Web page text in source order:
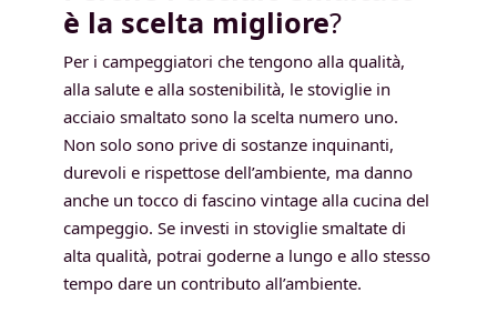
è la scelta migliore?
Per i campeggiatori che tengono alla qualità,
alla salute e alla sostenibilità, le stoviglie in
acciaio smaltato sono la scelta numero uno.
Non solo sono prive di sostanze inquinanti,
durevoli e rispettose dell’ambiente, ma danno
anche un tocco di fascino vintage alla cucina del
campeggio. Se investi in stoviglie smaltate di
alta qualità, potrai goderne a lungo e allo stesso
tempo dare un contributo all’ambiente.